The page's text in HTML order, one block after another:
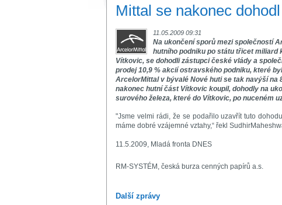
Mittal se nakonec
11.05.2009 09:31
Na ukončení sporů mezi společností
hutního podniku po státu třicet miliard
Vítkovic, se dohodli zástupci české vlády a
prodej 10,9 % akcií ostravského podniku, které
ArcelorMittal v bývalé Nové huti se tak navýší
nakonec hutní část Vítkovic koupil, dohodly na
surového železa, které do Vítkovic, po nuceném
"Jsme velmi rádi, že se podařilo uzavřít tuto
máme dobré vzájemné vztahy,“ řekl
11.5.2009, Mladá fronta DNES
RM-SYSTÉM, česká burza cenných papírů a.s.
Další zprávy